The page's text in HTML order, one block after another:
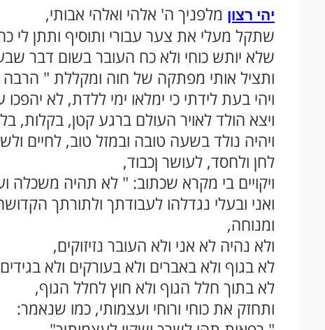
יהי רצון מלפניך ה' אלהי ואלהי אבותי,
שתקל מעלי את צער עבורי ותוסיף ותתן לי כח
שלא יותש כוחי ולא כח העובר בשום דבר
ותציל אותי מפתקה של חוה ומקללת "
ויהי בעת לידתי כי ימלאו ימי ללדת, לא יהפכו
ויצא הולד לאויר העולם ברגע קטן, בקלות,
ויהיה נולד בשעה טובה ובמזל טוב, לחיים
לחן ולחסד, לעושר ןכבוד,
ויקויים בי מקרא שכתוב: " לא תהיה
ואני ובעלי נגדלהו לעבודתך ולתורתך
ומנוחה,
ולא נהיה לא אני ולא העובר נזיזוקים,
לא בגוף ולא באברים ולא בעורקים ולא
לא בתוך חלל הגוף ולא חוץ לחלל הגוף,
ותחזק את כוחי ורוחי ועצמותי, כמו שנאמר: